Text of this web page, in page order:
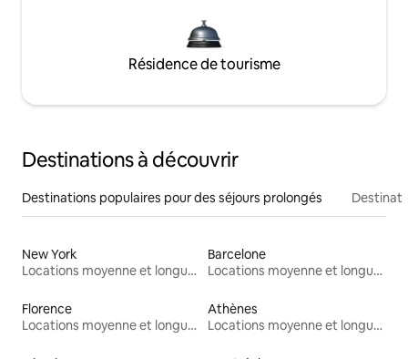
Résidence de tourisme
Destinations à découvrir
Destinations populaires pour des séjours prolongés
New York
Locations moyenne et longue durée
Barcelone
Locations moyenne et longue durée
Florence
Locations moyenne et longue durée
Athènes
Locations moyenne et longue durée